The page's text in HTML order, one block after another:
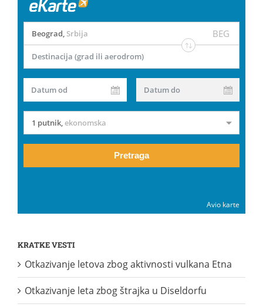
Beograd, Srbija BEG
Destinacija (grad ili aerodrom)
Datum od Datum do
1 putnik,ekonomska
Pretraga
Avio karte
KRATKE VESTI
Otkazivanje letova zbog aktivnosti vulkana Etna
Otkazivanje leta zbog štrajka u Diseldorfu